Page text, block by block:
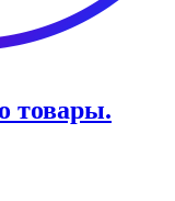
товары.